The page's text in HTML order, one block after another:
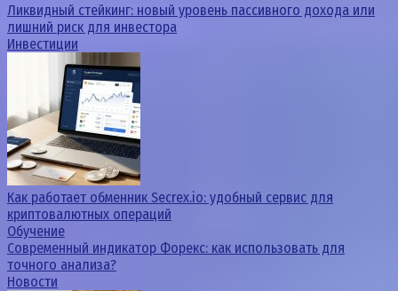
Ликвидный стейкинг: новый уровень пассивного дохода или
лишний риск для инвестора
Инвестиции
Как работает обменник Secrex.io: удобный сервис для
криптовалютных операций
Обучение
Современный индикатор Форекс: как использовать для
точного анализа?
Новости